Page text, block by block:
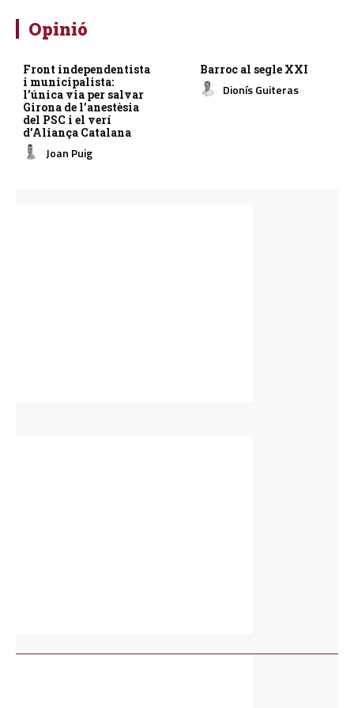
Opinió
Front independentista
i municipalista:
l’única via per salvar
Girona de l’anestèsia
del PSC i el verí
d’Aliança Catalana
Joan Puig
Barroc al segle XXI
Dionís Guiteras